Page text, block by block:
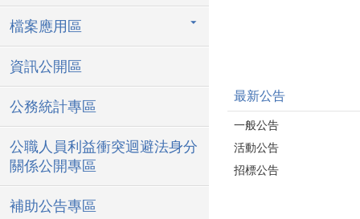
檔案應用區
資訊公開區
公務統計專區
公職人員利益衝突迴避法身分
關係公開專區
補助公告專區
最新公告
一般公告
活動公告
招標公告